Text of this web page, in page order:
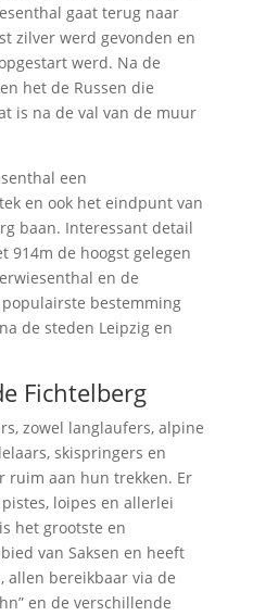
gaat terug naar
zilver werd gevonden en
werd. Na de
het de Russen die
is na de val van de muur
een
en ook het eindpunt van
baan. Interessant detail
914m de hoogst gelegen
en de
bestemming
de steden Leipzig en
Fichtelberg
zowel langlaufers, alpine
skispringers en
ruim aan hun trekken. Er
loipes en allerlei
het grootste en
van Saksen en heeft
allen bereikbaar via de
en de verschillende